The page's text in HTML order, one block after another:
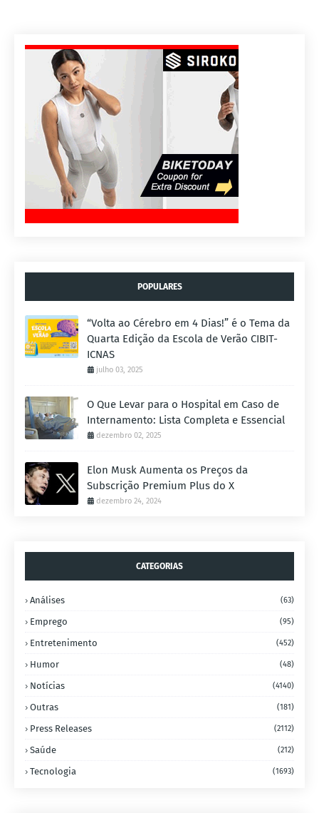
POPULARES
“Volta ao Cérebro em 4 Dias!” é o Tema da
Quarta Edição da Escola de Verão CIBIT-
ICNAS
julho 03, 2025
O Que Levar para o Hospital em Caso de
Internamento: Lista Completa e Essencial
dezembro 02, 2025
Elon Musk Aumenta os Preços da
Subscrição Premium Plus do X
dezembro 24, 2024
CATEGORIAS
Análises (63)
Emprego (95)
Entretenimento (452)
Humor (48)
Notícias (4140)
Outras (181)
Press Releases (2112)
Saúde (212)
Tecnologia (1693)